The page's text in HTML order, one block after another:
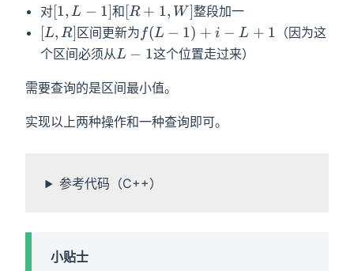
对[1,L-
1]
[1, L − 1]和[R+1,W]
[R + 1, W]整段加一
[L,R]
[L, R] 区间更新为 f(L-
1)+i-
f(L − 1) + i − L + 1 （因为这
个区间必须从L-
L − 1这个位置走过来）
需要查询的是区间最小值。
实现以上两种操作和一种查询即可。
参考代码（C++）
小贴士